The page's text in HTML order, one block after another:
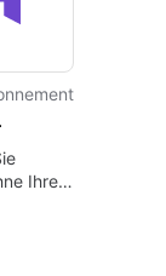
Ihren